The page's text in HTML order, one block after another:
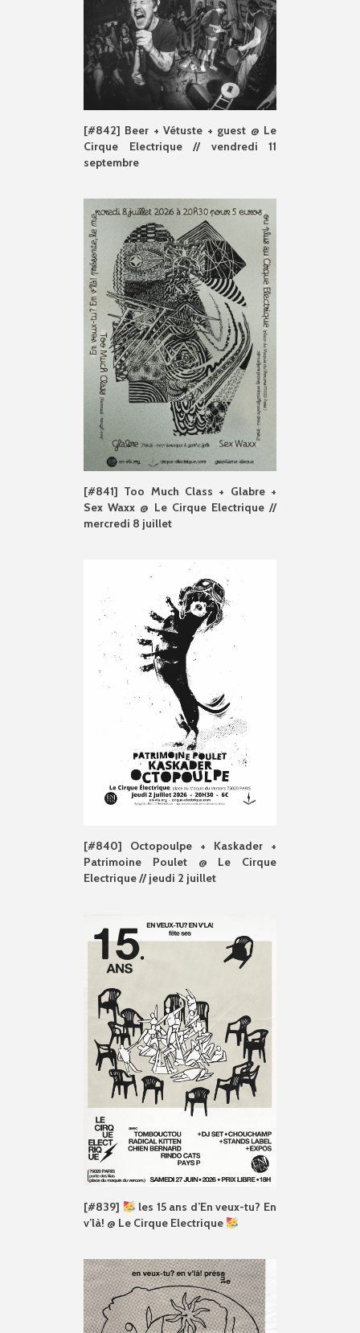
[#842] Beer + Vétuste + guest @ Le
Cirque Electrique // vendredi 11
septembre
[#841] Too Much Class + Glabre +
Sex Waxx @ Le Cirque Electrique //
mercredi 8 juillet
[#840] Octopoulpe + Kaskader +
Patrimoine Poulet @ Le Cirque
Electrique // jeudi 2 juillet
[#839]
les 15 ans d’En veux-tu? En
v’là! @ Le Cirque Electrique